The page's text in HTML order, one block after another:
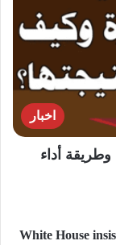
اخبار
وطريقة أداء
White House